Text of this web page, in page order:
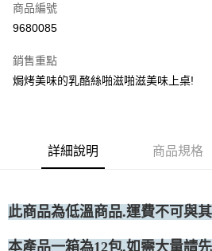
Apple Pay
運送方式
商品編號
9680085
銷售重點
焗烤美味的乳酪絲啪滋啪滋美味上桌!
詳細說明 商品規格
此商品為低溫商品.運費不可與
本產品一箱為12包.如需大量請